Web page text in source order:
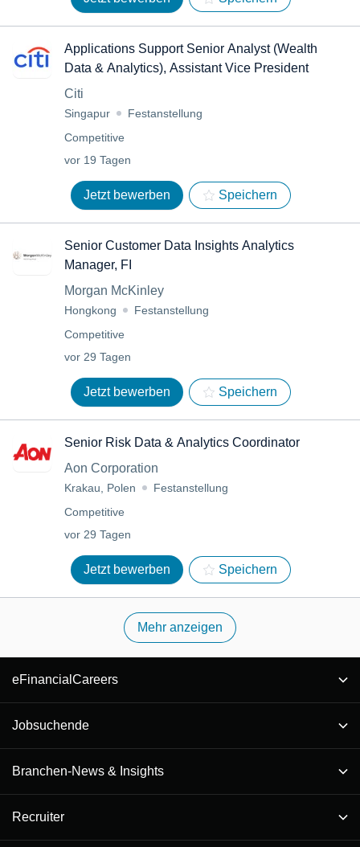
Applications Support Senior Analyst (Wealth
Data & Analytics), Assistant Vice President
Citi
Singapur
Festanstellung
Competitive
vor 19 Tagen
Jetzt bewerben Speichern
Senior Customer Data Insights Analytics
Manager, FI
Morgan McKinley
Hongkong
Festanstellung
Competitive
vor 29 Tagen
Jetzt bewerben Speichern
Senior Risk Data & Analytics Coordinator
Aon Corporation
Krakau, Polen
Festanstellung
Competitive
vor 29 Tagen
Jetzt bewerben Speichern
Mehr anzeigen
eFinancialCareers
Jobsuchende
Branchen-News & Insights
Recruiter